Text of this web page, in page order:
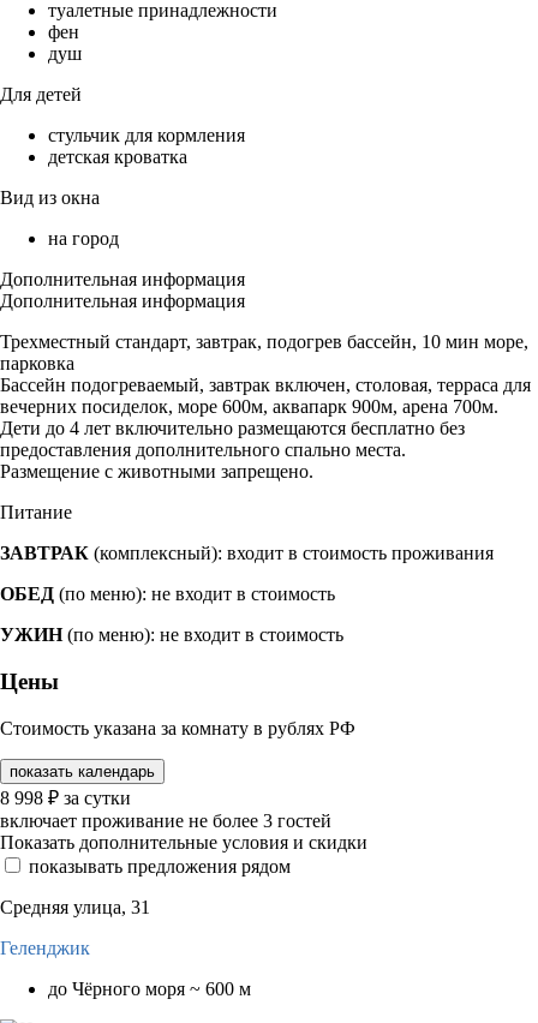
туалетные принадлежности
фен
душ
Для детей
стульчик для кормления
детская кроватка
Вид из окна
на город
Дополнительная информация
Дополнительная информация
Трехместный стандарт, завтрак, подогрев бассейн, 10 мин море,
парковка
Бассейн подогреваемый, завтрак включен, столовая, терраса для
вечерних посиделок, море 600м, аквапарк 900м, арена 700м.
Дети до 4 лет включительно размещаются бесплатно без
предоставления дополнительного спально места.
Размещение с животными запрещено.
Питание
ЗАВТРАК (комплексный): входит в стоимость проживания
ОБЕД (по меню): не входит в стоимость
УЖИН(по меню): не входит в стоимость
Цены
Стоимость указана за комнату в рублях РФ
показать календарь
8 998 ₽ за сутки
включает проживание не более 3 гостей
Показать дополнительные условия и скидки
показывать предложения рядом
Средняя улица, 31
Геленджик
до Чёрного моря ~ 600 м